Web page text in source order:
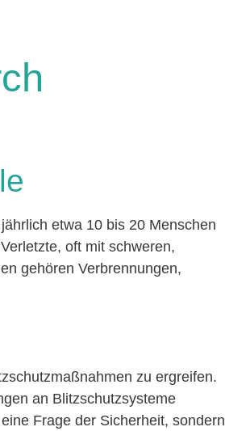
etwa 10 bis 20 Menschen
oft mit schweren,
gehören Verbrennungen,
zu ergreifen.
an Blitzschutzsysteme
Frage der Sicherheit, sondern